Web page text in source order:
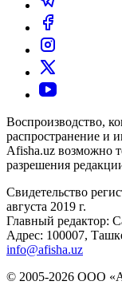
Воспроизводство,
распространение и
Afisha.uz возможно
разрешения
Свидетельство
августа 2019 г.
Главный редактор:
Адрес: 100007,
info@afisha.uz
© 2005-2026 ООО